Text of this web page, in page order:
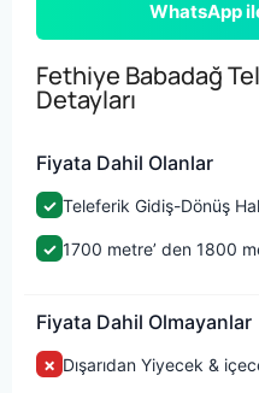
WhatsApp
Fethiye Babadağ
Detayları
Fiyata Dahil Olanlar
✓ Teleferik Gidiş-Dönüş
✓ 1700 metre’ den 1800
Fiyata Dahil Olmayanlar
✗ Dışarıdan Yiyecek &